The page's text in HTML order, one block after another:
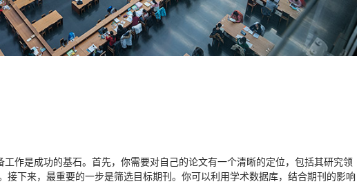
工作是成功的基石。首先，你需要对自己的论文有一个清晰的定位，包括其研究领
接下来，最重要的一步是筛选目标期刊。你可以利用学术数据库，结合期刊的影响